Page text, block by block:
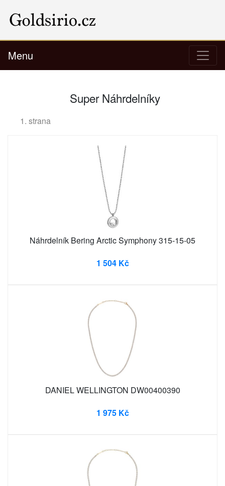
Menu
Super Náhrdelníky
1. strana
Náhrdelník Bering Arctic Symphony 315-15-05
1 504 Kč
DANIEL WELLINGTON DW00400390
1 975 Kč